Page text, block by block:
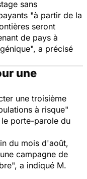
sans
"à partir de la
seront
de pays à
", a précisé
une
une troisième
à risque"
porte-parole du
du mois d'août,
campagne de
", a indiqué M.